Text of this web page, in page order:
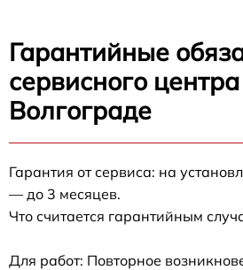
Гарантийные
сервисного
Волгограде
Гарантия от сервиса: на
— до 3 месяцев.
Что считается гарантийным
Для работ: Повторное